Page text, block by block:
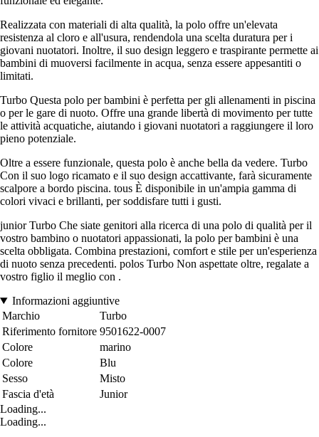
Realizzata con materiali di alta qualità, la polo offre un'elevata
resistenza al cloro e all'usura, rendendola una scelta duratura per i
giovani nuotatori. Inoltre, il suo design leggero e traspirante permette ai
bambini di muoversi facilmente in acqua, senza essere appesantiti o
limitati.
Turbo Questa polo per bambini è perfetta per gli allenamenti in piscina
o per le gare di nuoto. Offre una grande libertà di movimento per tutte
le attività acquatiche, aiutando i giovani nuotatori a raggiungere il loro
pieno potenziale.
Oltre a essere funzionale, questa polo è anche bella da vedere. Turbo
Con il suo logo ricamato e il suo design accattivante, farà sicuramente
scalpore a bordo piscina. tous È disponibile in un'ampia gamma di
colori vivaci e brillanti, per soddisfare tutti i gusti.
junior Turbo Che siate genitori alla ricerca di una polo di qualità per il
vostro bambino o nuotatori appassionati, la polo per bambini è una
scelta obbligata. Combina prestazioni, comfort e stile per un'esperienza
di nuoto senza precedenti. polos Turbo Non aspettate oltre, regalate a
vostro figlio il meglio con .
Informazioni aggiuntive
Marchio
Turbo
Riferimento fornitore 9501622-0007
Colore
marino
Colore
Blu
Sesso
Misto
Fascia d'età
Junior
Loading...
Loading...